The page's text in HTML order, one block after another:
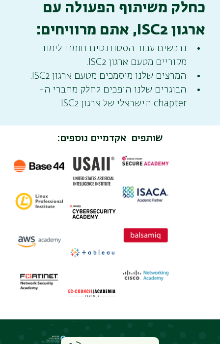
כחלק משיתוף הפעולה עם
ארגון ISC2, אתם מרוויחים:
נרכשים עבור הסטודנטים חומרי לימוד
מקוריים מטעם ארגון ISC2.
המרצים שלנו מוסמכים מטעם ארגון ISC2.
הבוגרים שלנו הופכים לחלק מחברי ה-
chapter הישראלי של ארגון ISC2.
שותפים אקדמיים נוספים: